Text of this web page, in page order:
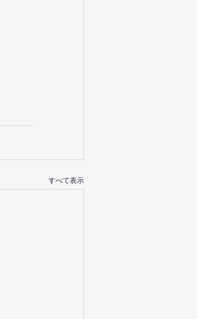
すべて表示